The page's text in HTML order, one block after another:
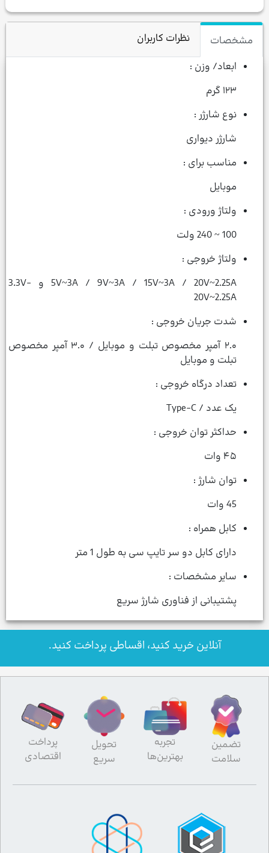
مشخصات
نظرات کاربران
ابعاد/ وزن :
۱۲۳ گرم
نوع شارژر :
شارژر دیواری
مناسب برای :
موبایل
ولتاژ ورودی :
100 ~ 240 ولت
ولتاژ خروجی :
5V~3A / 9V~3A / 15V~3A / 20V~2.25A و 3.3V-
20V~2.25A
شدت جریان خروجی :
۲.۰ آمپر مخصوص تبلت و موبایل / ۳.۰ آمپر مخصوص
تبلت و موبایل
تعداد درگاه خروجی :
یک عدد / Type-C
حداکثر توان خروجی :
۴۵ وات
توان شارژ :
45 وات
کابل همراه :
دارای کابل دو سر تایپ سی به طول 1 متر
سایر مشخصات :
پشتیبانی از فناوری شارژ سریع
آنلاین خرید کنید، اقساطی پرداخت کنید.
تضمین
سلامت
تجربه
بهترین‌ها
تحویل
سریع
پرداخت
اقتصادی